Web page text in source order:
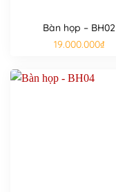
Bàn họp – BH02
19.000.000₫